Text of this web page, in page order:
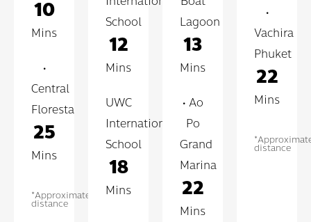
10
Mins
•
Central
Floresta
25
Mins
*Approximate
distance
School
12
Mins
UWC
International
School
18
Mins
Lagoon
13
Mins
• Ao
Po
Grand
Marina
22
Mins
•
Vachira
Phuket
22
Mins
distance